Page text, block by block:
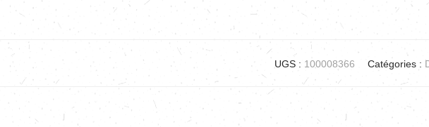
UGS : 100008366 Catégories :